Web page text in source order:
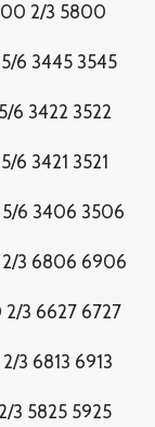
2/3 5800
5/6 3445 3545
6 3422 3522
6 3421 3521
5/6 3406 3506
2/3 6806 6906
2/3 6627 6727
3 6813 6913
3 5825 5925